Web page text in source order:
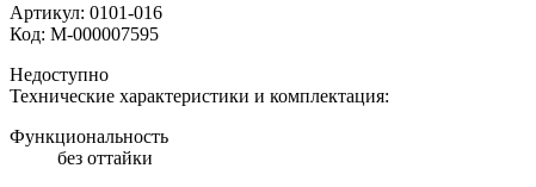
Артикул: 0101-016
Код: М-000007595
Недоступно
Технические характеристики и комплектация:
Функциональность
без оттайки